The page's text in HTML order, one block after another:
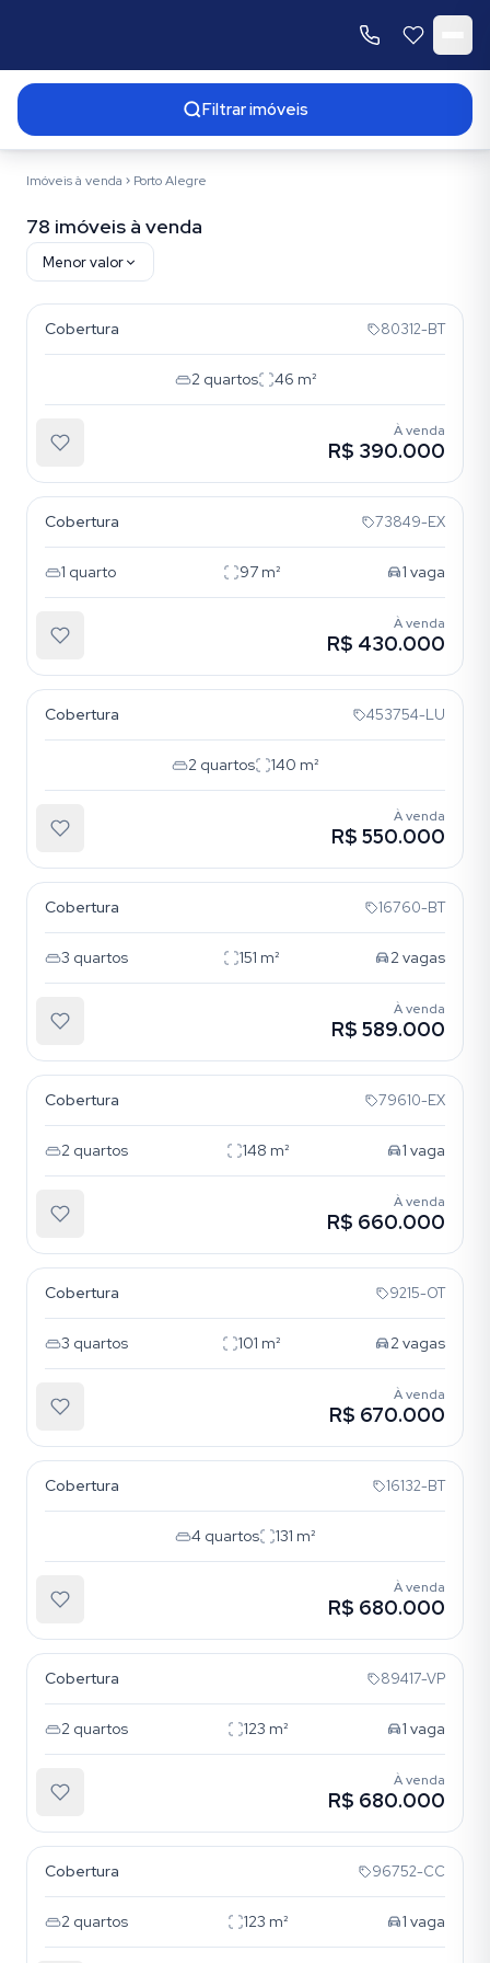
Filtrar imóveis
Imóveis à venda Porto Alegre
78 imóveis à venda
Menor valor
Resultados da busca
Petrópolis
Cobertura 80312-BT
2 quartos 46 m²
À venda
R$ 390.000
Cobertura 73849-EX
1 quarto 97m² 1 vaga
À venda
R$ 430.000
Cobertura 453754-LU
2 quartos 140 m²
À venda
R$ 550.000
Cobertura 16760-BT
3 quartos 151 m² 2vagas
À venda
R$ 589.000
Cobertura 79610-EX
2 quartos 148 m² 1 vaga
À venda
R$ 660.000
Cobertura 9215-OT
3 quartos 101 m² 2vagas
À venda
R$ 670.000
Cobertura 16132-BT
4 quartos 131 m²
À venda
R$ 680.000
Cobertura 89417-VP
2 quartos 123 m² 1 vaga
À venda
R$ 680.000
Cobertura 96752-CC
2 quartos 123 m² 1 vaga